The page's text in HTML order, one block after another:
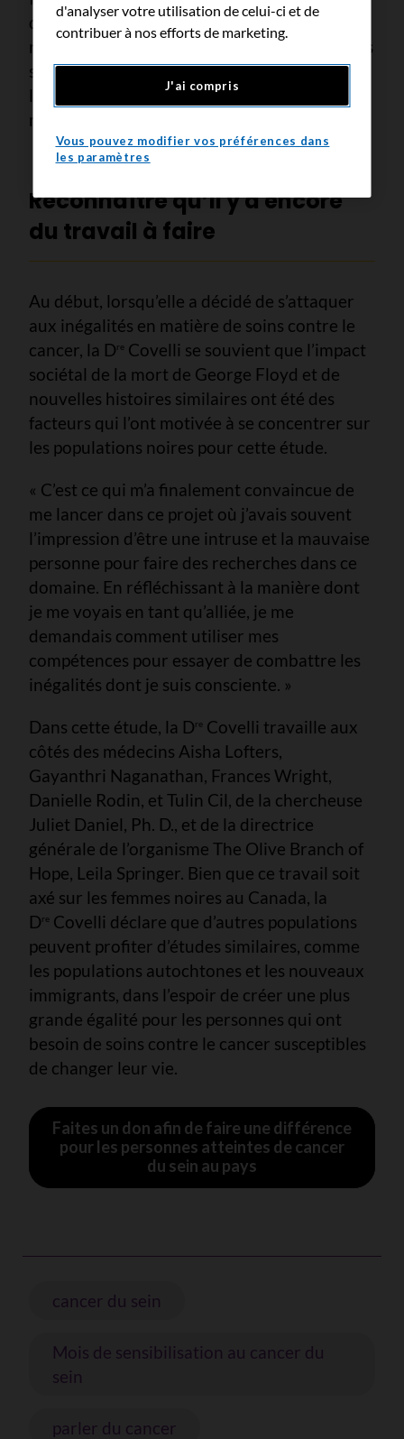
que la douleur ressentie par les femmes
noires est prise en compte dans le secteur des
soins de santé et qu’elles atténuent l’anxiété
liée au prochain rendez-vous chez leur
médecin.
Reconnaître qu’il y a encore
du travail à faire
Au début, lorsqu’elle a décidé de s’attaquer
aux inégalités en matière de soins contre le
cancer, la Dre Covelli se souvient que l’impact
sociétal de la mort de George Floyd et de
nouvelles histoires similaires ont été des
facteurs qui l’ont motivée à se concentrer sur
les populations noires pour cette étude.
« C’est ce qui m’a finalement convaincue de
me lancer dans ce projet où j’avais souvent
l’impression d’être une intruse et la mauvaise
personne pour faire des recherches dans ce
domaine. En réfléchissant à la manière dont
je me voyais en tant qu’alliée, je me
demandais comment utiliser mes
compétences pour essayer de combattre les
inégalités dont je suis consciente. »
Dans cette étude, la Dre Covelli travaille aux
côtés des médecins Aisha Lofters,
Gayanthri Naganathan, Frances Wright,
Danielle Rodin, et Tulin Cil, de la chercheuse
Juliet Daniel, Ph. D., et de la directrice
générale de l’organisme The Olive Branch of
Hope, Leila Springer. Bien que ce travail soit
axé sur les femmes noires au Canada, la
Dre Covelli déclare que d’autres populations
peuvent profiter d’études similaires, comme
les populations autochtones et les nouveaux
immigrants, dans l’espoir de créer une plus
grande égalité pour les personnes qui ont
besoin de soins contre le cancer susceptibles
de changer leur vie.
Faites un don afin de faire une différence
pour les personnes atteintes de cancer
du sein au pays
cancer du sein
Mois de sensibilisation au cancer du
sein
parler du cancer
d'analyser votre utilisation de celui-ci et de
contribuer à nos efforts de marketing.
J'ai compris
Vous pouvez modifier vos préférences dans
les paramètres